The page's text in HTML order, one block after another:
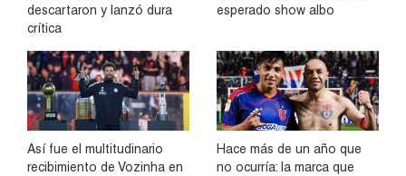
descartaron y lanzó dura
crítica
esperado show albo
Así fue el multitudinario
recibimiento de Vozinha en
Hace más de un año que
no ocurría: la marca que